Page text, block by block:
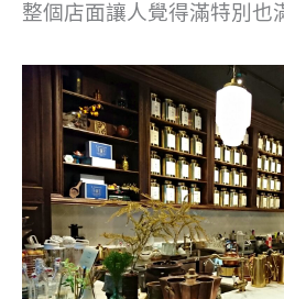
整個店面讓人覺得滿特別也